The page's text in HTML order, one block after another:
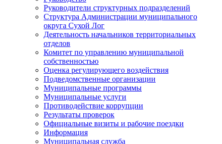
Руководители структурных подразделений
Структура Администрации муниципального
округа Сухой Лог
Деятельность начальников территориальных
отделов
Комитет по управлению муниципальной
собственностью
Оценка регулирующего воздействия
Подведомственные организации
Муниципальные программы
Муниципальные услуги
Противодействие коррупции
Результаты проверок
Официальные визиты и рабочие поездки
Информация
Муниципальная служба